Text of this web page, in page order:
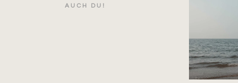
AUCH DU!